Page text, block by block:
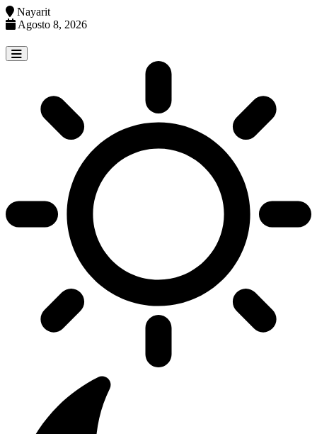
Nayarit
Agosto 8, 2026
to
content